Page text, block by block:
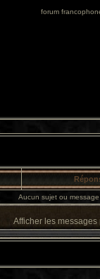
forum
Aucun sujet ou
Afficher les messages